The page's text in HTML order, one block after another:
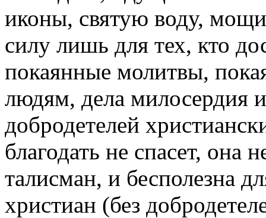
иконы, святую воду,
силу лишь для тех, кто
покаянные молитвы,
людям, дела милосердия
добродетелей
благодать не спасет, она
талисман, и бесполезна
христиан (без